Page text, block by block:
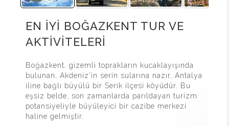
EN İYİ BOĞAZKENT TUR VE
AKTİVİTELERİ
Boğazkent, gizemli toprakların kucaklayışında
bulunan, Akdeniz'in serin sularına nazır, Antalya
iline bağlı büyülü bir Serik ilçesi köyüdür. Bu
eşsiz belde, son zamanlarda parıldayan turizm
potansiyeliyle büyüleyici bir cazibe merkezi
haline gelmiştir.